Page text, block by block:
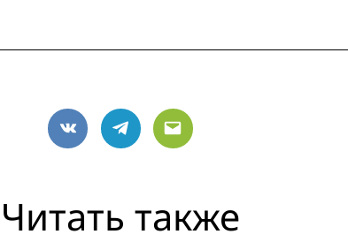
VK Telegram
Email
Читать также